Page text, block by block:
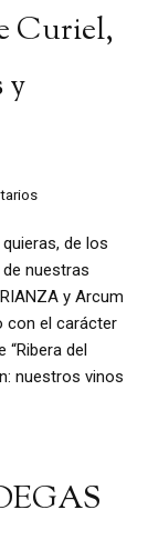
Curiel,
y
de los
nuestras
y Arcum
con el carácter
del
nuestros vinos